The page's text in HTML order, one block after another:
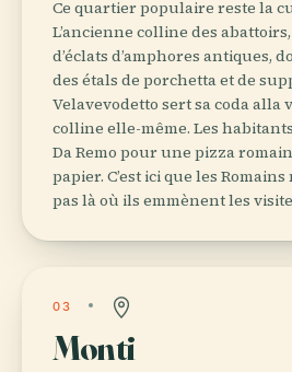
Ce quartier populaire reste la
L’ancienne colline des
d’éclats d’amphores antiques,
des étals de porchetta et de
Velavevodetto sert sa coda alla
colline elle-même. Les
Da Remo pour une pizza
papier. C’est ici que les
pas là où ils emmènent les
03
Monti